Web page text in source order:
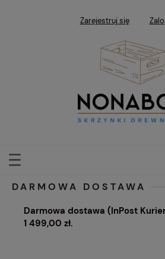
Zarejestruj się
DARMOWA DOSTAWA
Darmowa dostawa (InPost
1 499,00 zł.